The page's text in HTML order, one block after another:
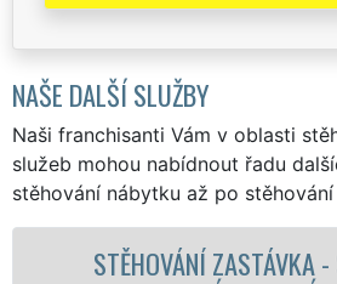
NAŠE DALŠÍ SLUŽBY
Naši franchisanti Vám v oblasti
služeb mohou nabídnout řadu
stěhování nábytku až po
STĚHOVACÍ